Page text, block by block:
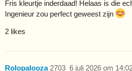
Fris kleurtje inderdaad! Helaas is die
Ingenieur zou perfect geweest zijn
2 likes
Rolopalooza 6 juli 2026 om
2703